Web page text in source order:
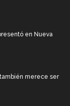
en Nueva
merece ser